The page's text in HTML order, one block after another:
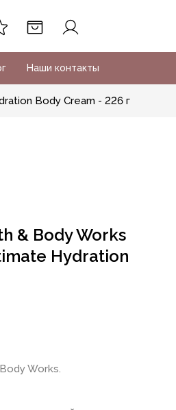
Наши контакты
Body Cream - 226 г
& Body Works
Hydration
Works.